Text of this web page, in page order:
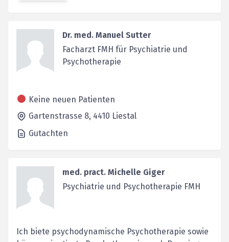
Dr. med. Manuel Sutter
Facharzt FMH für Psychiatrie und
Psychotherapie
Keine neuen Patienten
Gartenstrasse 8, 4410 Liestal
Gutachten
med. pract. Michelle Giger
Psychiatrie und Psychotherapie FMH
Ich biete psychodynamische Psychotherapie sowie